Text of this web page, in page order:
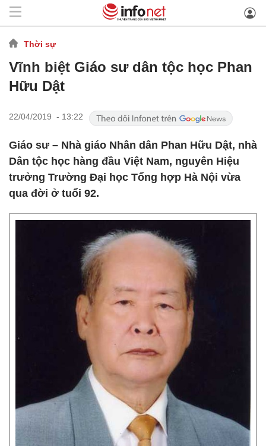
Thời sự
Vĩnh biệt Giáo sư dân tộc học Phan
Hữu Dật
22/04/2019 - 13:22
Giáo sư – Nhà giáo Nhân dân Phan Hữu Dật, nhà
Dân tộc học hàng đầu Việt Nam, nguyên Hiệu
trưởng Trường Đại học Tổng hợp Hà Nội vừa
qua đời ở tuổi 92.